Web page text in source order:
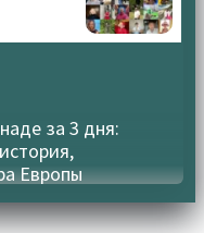
за 3 дня:
Европы